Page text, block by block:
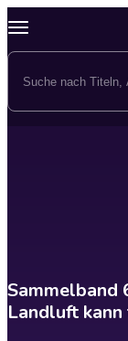
Sammelband
Landluft